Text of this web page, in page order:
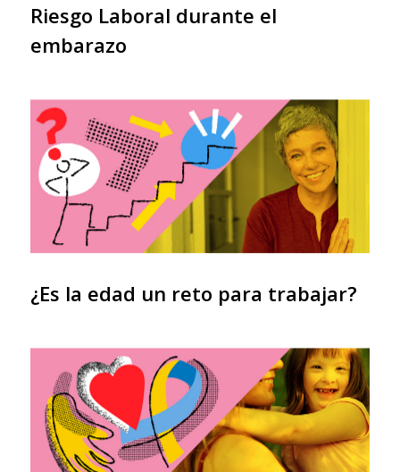
Riesgo Laboral durante el
embarazo
¿Es la edad un reto para trabajar?